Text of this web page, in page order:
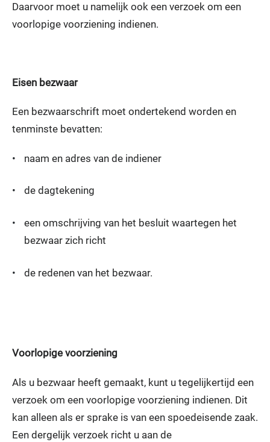
Daarvoor moet u namelijk ook een verzoek om een
voorlopige voorziening indienen.
Eisen bezwaar
Een bezwaarschrift moet ondertekend worden en
tenminste bevatten:
• naam en adres van de indiener
• de dagtekening
•
een omschrijving van het besluit waartegen het
bezwaar zich richt
• de redenen van het bezwaar.
Voorlopige voorziening
Als u bezwaar heeft gemaakt, kunt u tegelijkertijd een
verzoek om een voorlopige voorziening indienen. Dit
kan alleen als er sprake is van een spoedeisende zaak.
Een dergelijk verzoek richt u aan de